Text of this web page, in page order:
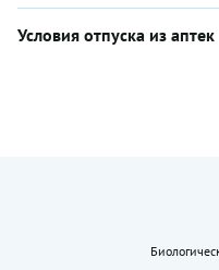
Условия отпуска из аптек